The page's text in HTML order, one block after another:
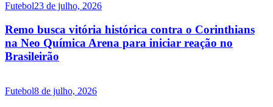
Futebol23 de julho, 2026
Remo busca vitória histórica contra o Corinthians
na Neo Química Arena para iniciar reação no
Brasileirão
Futebol8 de julho, 2026